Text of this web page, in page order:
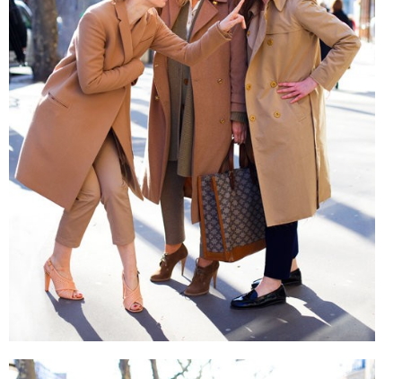
PARTIES
CELEB
VIDEO
PRESS
CONTACT
ABOUT
ARCHIVES
CONTACT
HOME